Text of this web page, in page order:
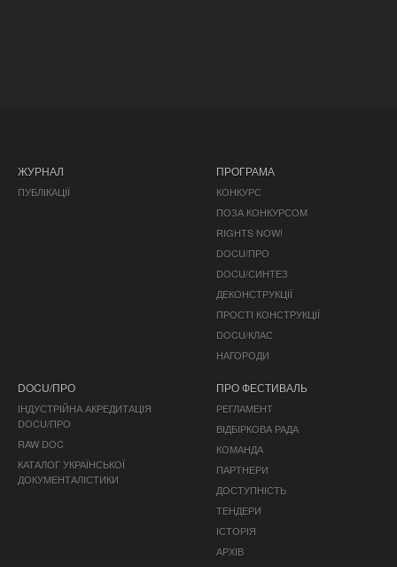
ЖУРНАЛ
ПУБЛІКАЦІЇ
ПРОГРАМА
КОНКУРС
ПОЗА КОНКУРСОМ
RIGHTS NOW!
DOCU/ПРО
DOCU/СИНТЕЗ
ДЕКОНСТРУКЦІЇ
ПРОСТІ КОНСТРУКЦІЇ
DOCU/КЛАС
НАГОРОДИ
DOCU/ПРО
ІНДУСТРІЙНА АКРЕДИТАЦІЯ
DOCU/ПРО
RAW DOC
КАТАЛОГ УКРАЇНСЬКОЇ
ДОКУМЕНТАЛІСТИКИ
ПРО ФЕСТИВАЛЬ
РЕГЛАМЕНТ
ВІДБІРКОВА РАДА
КОМАНДА
ПАРТНЕРИ
ДОСТУПНІСТЬ
ТЕНДЕРИ
ІСТОРІЯ
АРХІВ